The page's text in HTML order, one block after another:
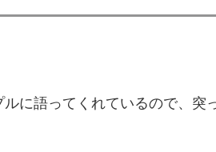
に語ってくれているので、突